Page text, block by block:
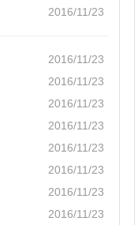
2016/11/23
2016/11/23
2016/11/23
2016/11/23
2016/11/23
2016/11/23
2016/11/23
2016/11/23
2016/11/23